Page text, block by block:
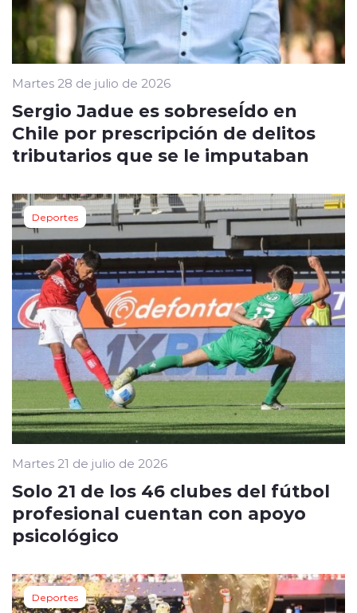
Martes 28 de julio de 2026
Sergio Jadue es sobreseÍdo en
Chile por prescripción de delitos
tributarios que se le imputaban
Deportes
Martes 21 de julio de 2026
Solo 21 de los 46 clubes del fútbol
profesional cuentan con apoyo
psicológico
Deportes